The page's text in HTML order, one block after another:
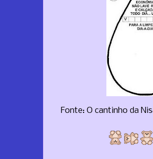
Fonte: O cantinho da